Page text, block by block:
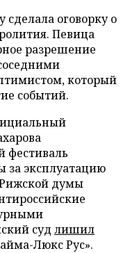
сделала оговорку о
Певица
разрешение
который
событий.
фестиваль
за эксплуатацию
Рижской думы
суд лишил
Люкс Рус».